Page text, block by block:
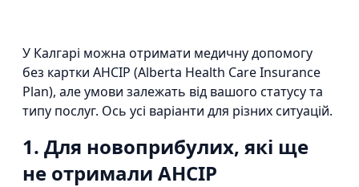
У Калгарі можна отримати медичну допомогу
без картки AHCIP (Alberta Health Care Insurance
Plan), але умови залежать від вашого статусу та
типу послуг. Ось усі варіанти для різних ситуацій.
1. Для новоприбулих, які ще
не отримали AHCIP